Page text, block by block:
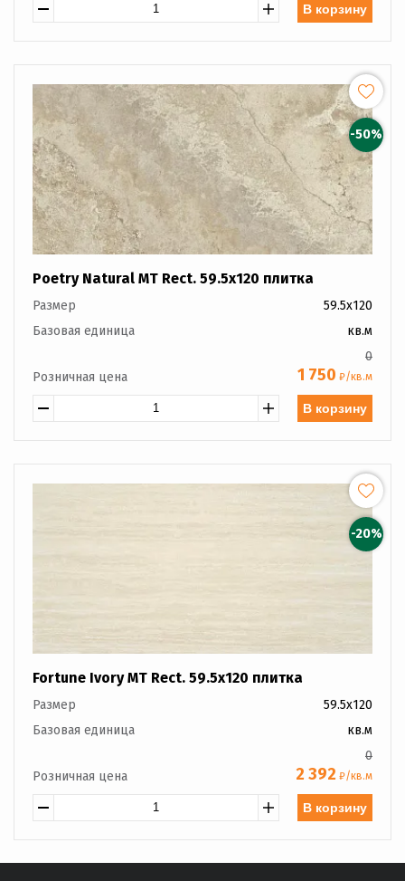
В корзину
-50%
Poetry Natural MT Rect. 59.5x120 плитка
Размер
59.5x120
Базовая единица
кв.м
Розничная цена
0
1 750 ₽/кв.м
В корзину
-20%
Fortune Ivory MT Rect. 59.5x120 плитка
Размер
59.5x120
Базовая единица
кв.м
Розничная цена
0
2 392 ₽/кв.м
В корзину